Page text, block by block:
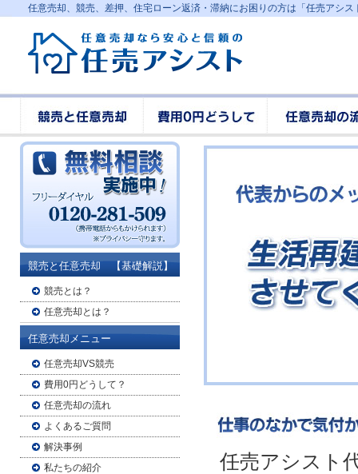
任意売却、競売、差押、住宅ローン返済・滞納にお困りの方は「任売アシス
任売アシスト
競売と任意売却 【基礎解説】
競売とは？
任意売却とは？
任意売却メニュー
任意売却VS競売
費用0円どうして？
任意売却の流れ
よくあるご質問
解決事例
私たちの紹介